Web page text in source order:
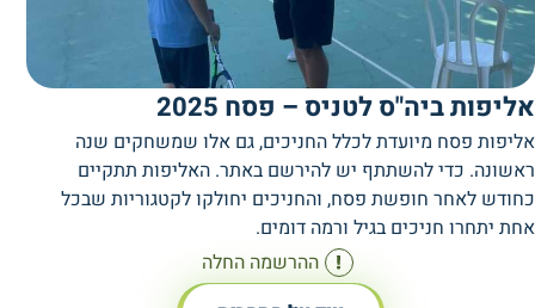
אליפות ביה"ס לטניס – פסח 2025
אליפות פסח מיועדת לכלל החניכים, גם אלו שמשחקים שנה
ראשונה. כדי להשתתף יש להירשם באתר. האליפות תתקיים
כחודש לאחר חופשת פסח, והחניכים יחולקו לקטגוריות שבכל
אחת יתחרו חניכים בגיל ורמה דומים.
ההרשמה החלה